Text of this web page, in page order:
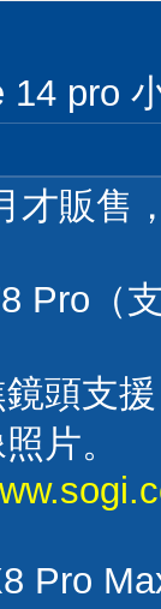
14 pro
才販售
Pro（
頭支
片。
Pro